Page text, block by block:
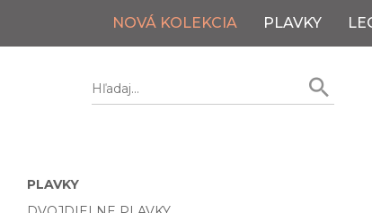
NOVÁ KOLEKCIA PLAVKY
PLAVKY